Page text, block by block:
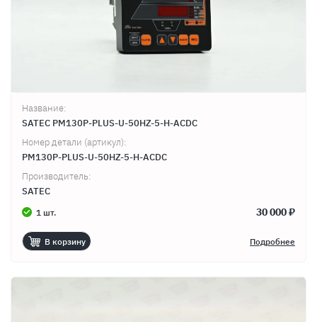
Название:
SATEC PM130P-PLUS-U-50HZ-5-H-ACDC
Номер детали (артикул):
PM130P-PLUS-U-50HZ-5-H-ACDC
Производитель:
SATEC
1 шт. 30 000 ₽
В корзину Подробнее